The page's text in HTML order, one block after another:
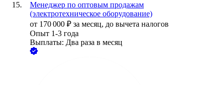
Менеджер по оптовым продажам
(электротехническое оборудование)
от 170 000 ₽ за месяц, до вычета налогов
Опыт 1-3 года
Выплаты: Два раза в месяц